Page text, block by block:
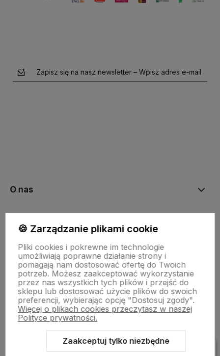
Zapisz się na nasz newsletter – Wpisz adres e-mail
O nas
Moje konto
Bestsellery
Płatności i dostawa
Informacje
🍪 Zarządzanie plikami cookie
Pliki cookies i pokrewne im technologie
umożliwiają poprawne działanie strony i
pomagają nam dostosować ofertę do Twoich
potrzeb. Możesz zaakceptować wykorzystanie
przez nas wszystkich tych plików i przejść do
sklepu lub dostosować użycie plików do swoich
preferencji, wybierając opcję "Dostosuj zgody".
Więcej o plikach cookies przeczytasz w naszej
Polityce prywatności.
Zaakceptuj tylko niezbędne